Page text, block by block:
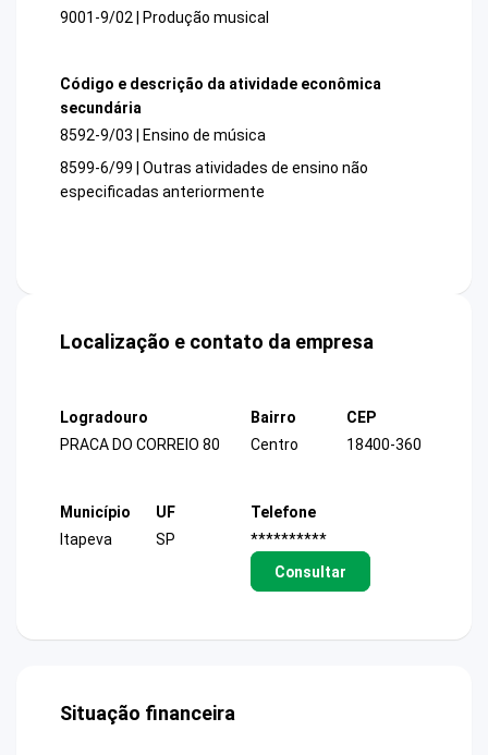
9001-9/02 | Produção musical
Código e descrição da atividade econômica
secundária
8592-9/03 | Ensino de música
8599-6/99 | Outras atividades de ensino não
especificadas anteriormente
Localização e contato da empresa
Logradouro
PRACA DO CORREIO 80
Bairro
Centro
CEP
18400-360
Município
Itapeva
UF
SP
Telefone
**********
Consultar
Situação financeira